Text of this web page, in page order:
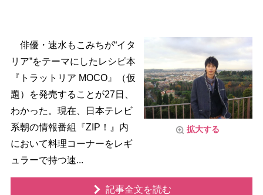
拡大する
俳優・速水もこみちが“イタ
リア”をテーマにしたレシピ本
『トラットリア MOCO』（仮
題）を発売することが27日、
わかった。現在、日本テレビ
系朝の情報番組『ZIP！』内
において料理コーナーをレギ
ュラーで持つ速...
記事全文を読む